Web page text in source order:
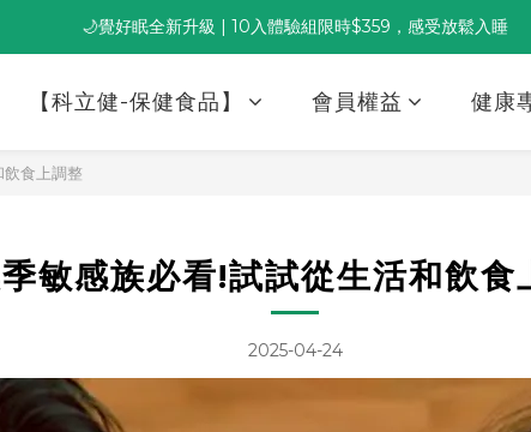
董事長推薦保養組合｜體驗價 $1,800 起，最高享 6 折
🌙覺好眠全新升級 | 10入體驗組限時$359，感受放鬆入睡
【科立健-保健食品】 會員權益 健康
飲食上調整
敏感族必看!試試從生活和飲食
2025-04-24